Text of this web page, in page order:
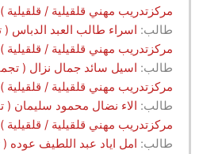
مركزتدريب مهني قلقيلية / قلقيلية )
طالب:
مركزتدريب مهني قلقيلية / قلقيلية )
طالب:
مركزتدريب مهني قلقيلية / قلقيلية )
طالب:
مركزتدريب مهني قلقيلية / قلقيلية )
طالب: